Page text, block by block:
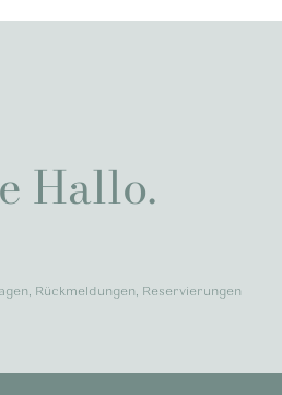
Hallo.
Rückmeldungen, Reservierungen